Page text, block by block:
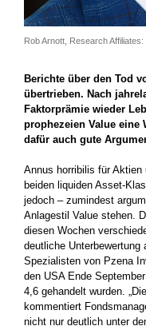
Rob Arnott, Research
Berichte über den Tod
übertrieben. Nach
Faktorprämie wieder
prophezeien Value eine
dafür auch gute
Annus horribilis für
beiden liquiden Asset-
jedoch – zumindest
Anlagestil Value stehen.
diesen Wochen
deutliche Unterbewertung
Spezialisten von Pzena
den USA Ende
4,6 gehandelt wurden.
kommentiert
nicht nur deutlich unter